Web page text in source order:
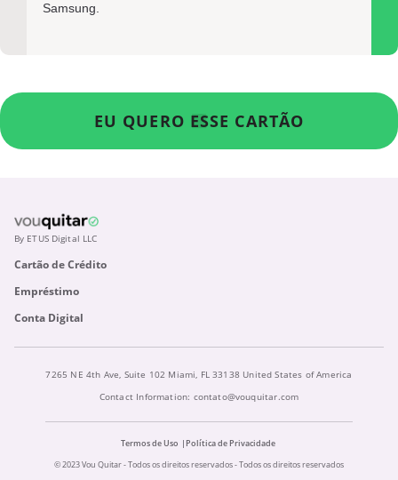
Samsung.
EU QUERO ESSE CARTÃO
By ETUS Digital LLC
Cartão de Crédito
Empréstimo
Conta Digital
7265 NE 4th Ave, Suite 102 Miami, FL 33138 United States of America
Contact Information: contato@vouquitar.com
Termos de Uso
Política de Privacidade
© 2023 Vou Quitar - Todos os direitos reservados - Todos os direitos reservados